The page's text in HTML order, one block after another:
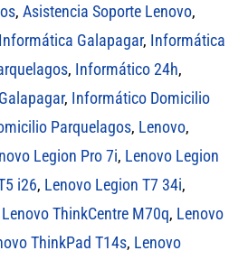
, Asistencia Soporte Lenovo,
Informática Galapagar, Informática
, Informático 24h,
, Informático Domicilio
Parquelagos, Lenovo,
Legion Pro 7i, Lenovo Legion
i26, Lenovo Legion T7 34i,
Lenovo ThinkCentre M70q, Lenovo
ThinkPad T14s, Lenovo